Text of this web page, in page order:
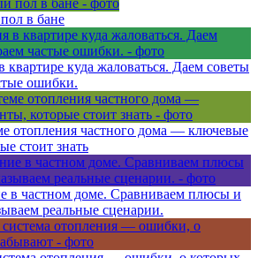
в бане
квартире куда жаловаться. Даем советы
ошибки.
отопления частного дома — ключевые
стоит знать
в частном доме. Сравниваем плюсы и
реальные сценарии.